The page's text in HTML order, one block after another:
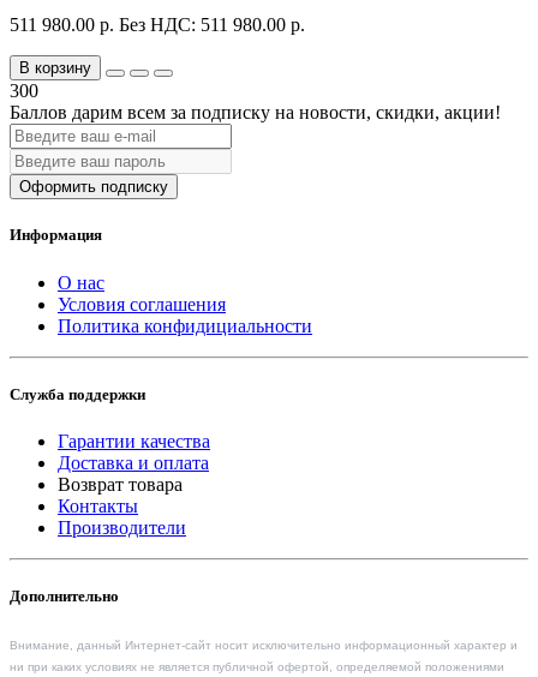
511 980.00 р. Без НДС: 511 980.00 р.
В корзину
300
Баллов дарим всем за подписку на новости, скидки, акции!
Оформить подписку
Информация
О нас
Условия соглашения
Политика конфидициальности
Служба поддержки
Гарантии качества
Доставка и оплата
Возврат товара
Контакты
Производители
Дополнительно
Внимание, данный Интернет-сайт носит исключительно информационный характер и
ни при каких условиях не является публичной офертой, определяемой положениями